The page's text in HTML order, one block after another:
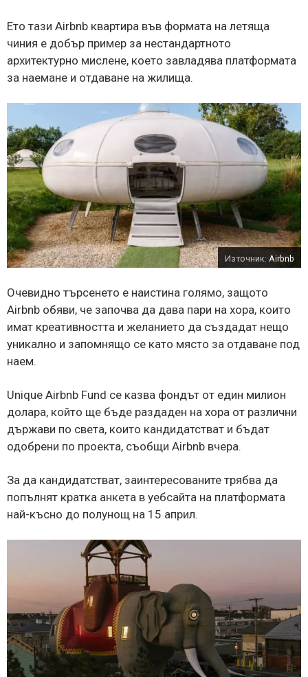
Ето тази Airbnb квартира във формата на летяща
чиния е добър пример за нестандартното
архитектурно мислене, което завладява платформата
за наемане и отдаване на жилища.
Източник: Airbnb
Очевидно търсенето е наистина голямо, защото
Airbnb обяви, че започва да дава пари на хора, които
имат креативността и желанието да създадат нещо
уникално и запомнящо се като място за отдаване под
наем.
Unique Airbnb Fund се казва фондът от един милион
долара, който ще бъде раздаден на хора от различни
държави по света, които кандидатстват и бъдат
одобрени по проекта, съобщи Airbnb вчера.
За да кандидатстват, заинтересованите трябва да
попълнят кратка анкета в уебсайта на платформата
най-късно до полунощ на 15 април.